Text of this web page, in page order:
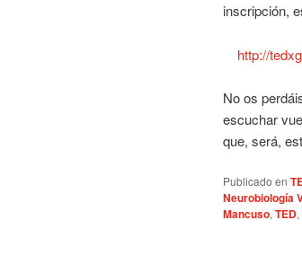
inscripción,
http://
No os
escuchar
que, será,
Publicado en
Neurobiología
Mancuso,TED,